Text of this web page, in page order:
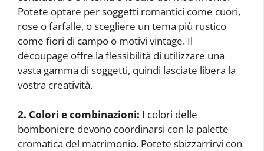
Potete optare per soggetti romantici come cuori,
rose o farfalle, o scegliere un tema più rustico
come fiori di campo o motivi vintage. Il
decoupage offre la flessibilità di utilizzare una
vasta gamma di soggetti, quindi lasciate libera la
vostra creatività.
2. Colori e combinazioni: I colori delle
bomboniere devono coordinarsi con la palette
cromatica del matrimonio. Potete sbizzarrirvi con